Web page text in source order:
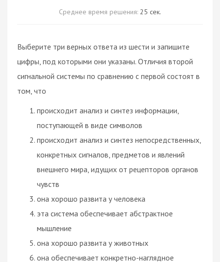
Среднее время решения: 25 сек.
Выберите три верных ответа из шести и запишите
цифры, под которыми они указаны. Отличия второй
сигнальной системы по сравнению с первой состоят в
том, что
происходит анализ и синтез информации,
поступающей в виде символов
происходит анализ и синтез непосредственных,
конкретных сигналов, предметов и явлений
внешнего мира, идущих от рецепторов органов
чувств
она хорошо развита у человека
эта система обеспечивает абстрактное
мышление
она хорошо развита у животных
она обеспечивает конкретно-наглядное